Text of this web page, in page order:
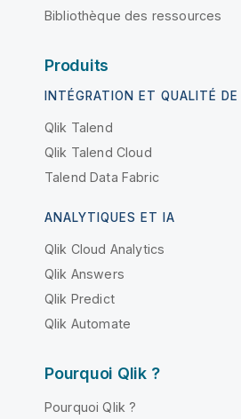
Bibliothèque des ressources
Produits
INTÉGRATION ET QUALITÉ DE
Qlik Talend
Qlik Talend Cloud
Talend Data Fabric
ANALYTIQUES ET IA
Qlik Cloud Analytics
Qlik Answers
Qlik Predict
Qlik Automate
Pourquoi Qlik ?
Pourquoi Qlik ?